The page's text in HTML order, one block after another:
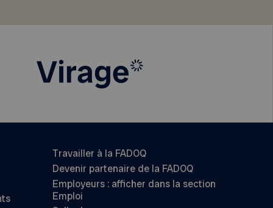
Travailler à la FADOQ
Devenir partenaire de la FADOQ
Employeurs : afficher dans la section
Emploi